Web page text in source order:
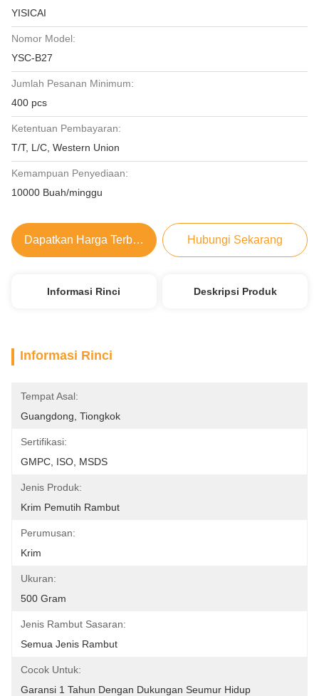
YISICAI
Nomor Model:
YSC-B27
Jumlah Pesanan Minimum:
400 pcs
Ketentuan Pembayaran:
T/T, L/C, Western Union
Kemampuan Penyediaan:
10000 Buah/minggu
Dapatkan Harga Terbaik Hubungi Sekarang
Informasi Rinci Deskripsi Produk
Informasi Rinci
Tempat Asal:
Guangdong, Tiongkok
Sertifikasi:
GMPC, ISO, MSDS
Jenis Produk:
Krim Pemutih Rambut
Perumusan:
Krim
Ukuran:
500 Gram
Jenis Rambut Sasaran:
Semua Jenis Rambut
Cocok Untuk:
Garansi 1 Tahun Dengan Dukungan Seumur Hidup